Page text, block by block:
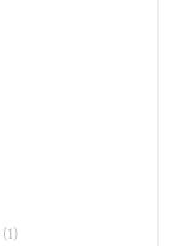
(1)